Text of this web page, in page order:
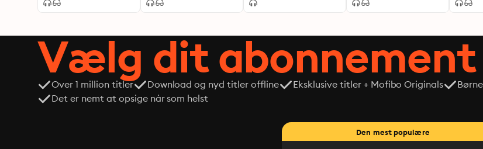
Vælg dit abonnement
Over 1 million titler Download og nyd titler offline Eksklusive titler + Mofibo Originals
Det er nemt at opsige når som helst
Den mest populære